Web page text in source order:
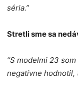
séria.”
Stretli sme sa
“S modelmi 23
negatívne hodnotil,